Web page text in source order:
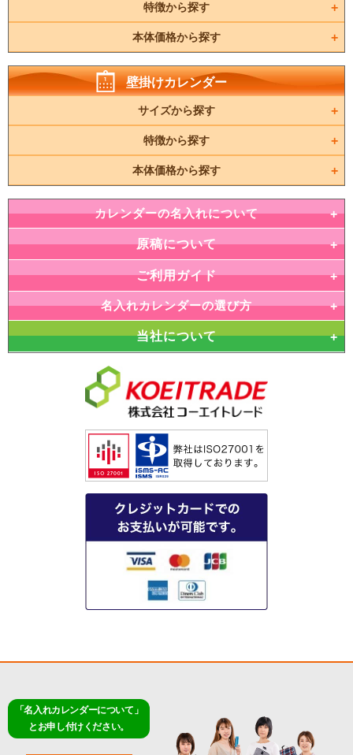
特徴から探す
本体価格から探す
壁掛けカレンダー
サイズから探す
特徴から探す
本体価格から探す
カレンダーの名入れについて
原稿について
ご利用ガイド
名入れカレンダーの選び方
当社について
「名入れカレンダーについて」
とお申し付けください。